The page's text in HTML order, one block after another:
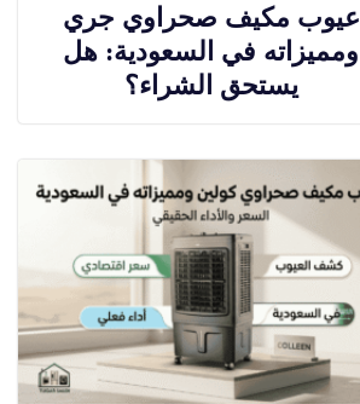
عيوب مكيف صحراوي جري
ومميزاته في السعودية: هل
يستحق الشراء؟